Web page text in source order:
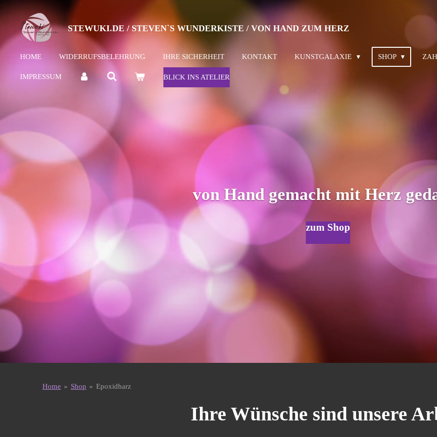
Zum
Hauptinhalt
springen
STEWUKI.DE / STEVEN`S WUNDERKISTE / VON HAND ZUM HERZ
HOME WIDERRUFSBELEHRUNG IHRE SICHERHEIT KONTAKT KUNSTGALAXIE SHOP
IMPRESSUM BLICK INS ATELIER
von Hand gemacht mit Herz
zum Shop
Home » Shop » Epoxidharz
Ihre Wünsche sind unsere